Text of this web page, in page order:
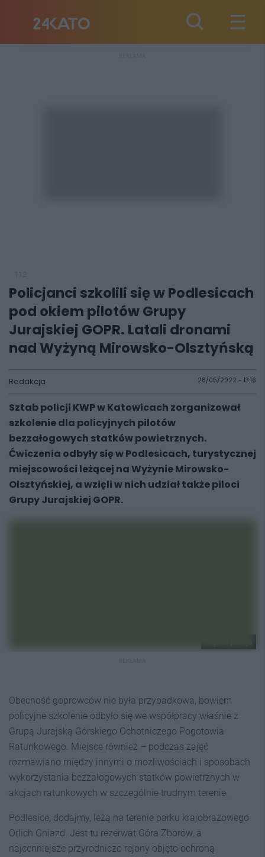
Policjanci szkolili się w Podlesicach
pod okiem pilotów Grupy
Jurajskiej GOPR. Latali dronami
nad Wyżyną Mirowsko-Olsztyńską
Redakcja 28/05/2022 - 13:16
Sztab policji KWP w Katowicach zorganizował
szkolenie dla policyjnych pilotów
bezzałogowych statków powietrznych.
Ćwiczenia odbyły się w Podlesicach, turystycznej
miejscowości leżącej na Wyżynie Mirowsko-
Olsztyńskiej, a wzięli w nich udział także piloci
Grupy Jurajskiej GOPR.
Obecność goprowców nie była przypadkowa, bowiem
policyjne szkolenie odbyło się we współpracy właśnie z
Grupą Jurajską Górskiego Ochotniczego Pogotowia
Ratunkowego. Miejsce również – podczas zajęć
rozmawiano między innymi o możliwościach i sposobach
wykorzystania bezzałogowych statków powietrznych w
akcjach ratunkowych w szczególnie trudnym terenie.
Podlesice, dodajmy, leżą na terenie parku krajobrazowego
Orlich Gniazd. Jest tu rezerwat Góra Zborów, a
najcenniejsze przyrodniczo rejony objęto ochroną